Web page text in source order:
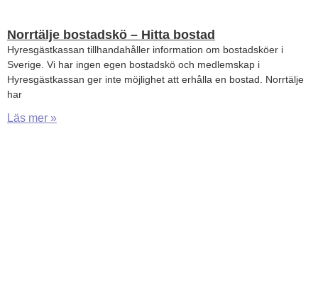
Norrtälje bostadskö – Hitta bostad
Hyresgästkassan tillhandahåller information om bostadsköer i
Sverige. Vi har ingen egen bostadskö och medlemskap i
Hyresgästkassan ger inte möjlighet att erhålla en bostad. Norrtälje
har
Läs mer »